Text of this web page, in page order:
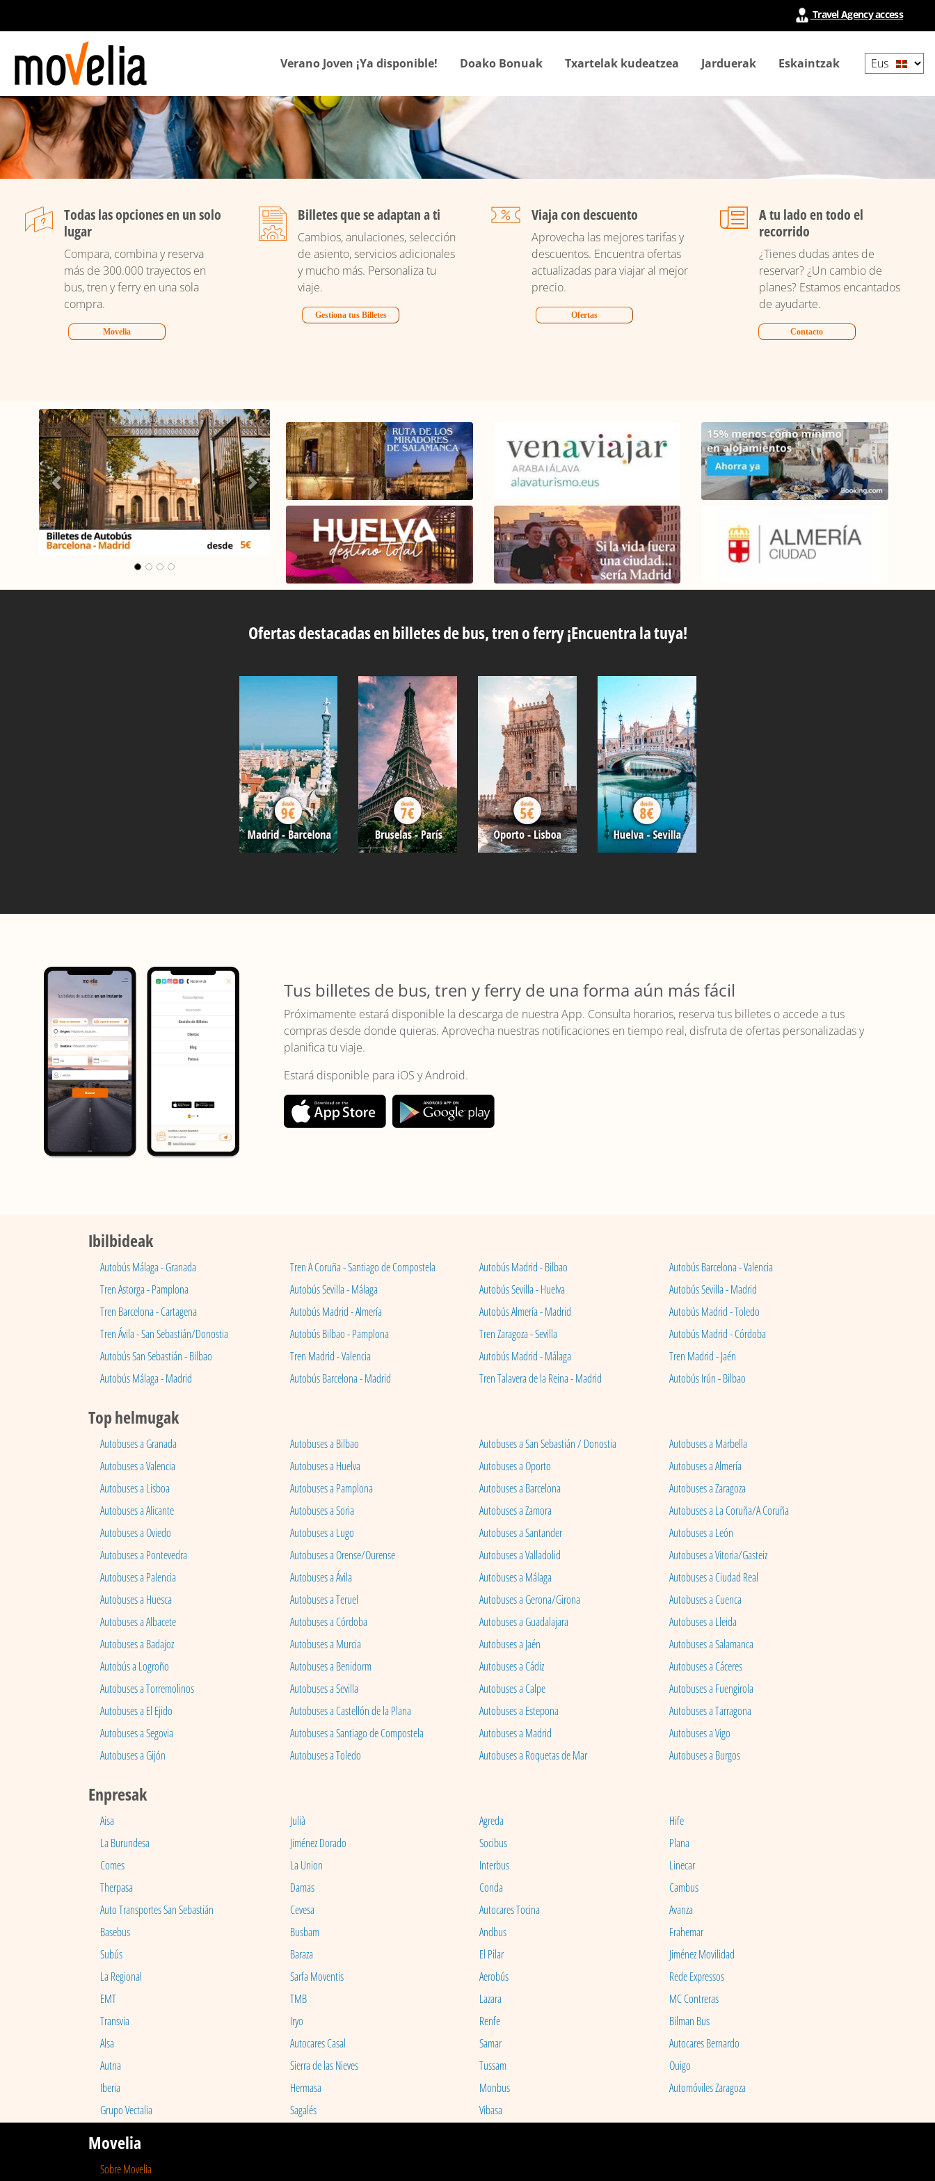
content
Travel Agency access
Navegación
principal
Verano Joven ¡Ya disponible! Doako Bonuak Txartelak kudeatzea Jarduerak Eskaintzak
your
Todas las opciones en un solo
lugar
Compara, combina y reserva
más de 300.000 trayectos en
bus, tren y ferry en una sola
compra.
Movelia
Billetes que se adaptan a ti
Cambios, anulaciones, selección
de asiento, servicios adicionales
y mucho más. Personaliza tu
viaje.
Gestiona tus Billetes
Viaja con descuento
Aprovecha las mejores tarifas y
descuentos. Encuentra ofertas
actualizadas para viajar al mejor
precio.
Ofertas
A tu lado en todo el
recorrido
¿Tienes dudas antes de
reservar? ¿Un cambio de
planes? Estamos encantados
de ayudarte.
Contacto
Carrusel Barcelona -
Madrid
Carrusel Madrid -
Málaga
Aurrekoa Hurrengoa
Ofertas destacadas en billetes de bus, tren o ferry ¡Encuentra la tuya!
Tus billetes de bus, tren y ferry de una forma aún más fácil
Próximamente estará disponible la descarga de nuestra App. Consulta horarios, reserva tus billetes o accede a tus
compras desde donde quieras. Aprovecha nuestras notificaciones en tiempo real, disfruta de ofertas personalizadas y
planifica tu viaje.
Estará disponible para iOS y Android.
Ibilbideak
Autobús Málaga - Granada Tren A Coruña - Santiago de Compostela Autobús Madrid - Bilbao
Autobús Barcelona - Valencia
Tren Astorga - Pamplona
Autobús Sevilla - Málaga Autobús Sevilla - Huelva
Autobús Sevilla - Madrid
Tren Barcelona - Cartagena
Autobús Madrid - Almería Autobús Almería - Madrid
Autobús Madrid - Toledo
Tren Ávila - San Sebastián/Donostia
Autobús Bilbao - Pamplona Tren Zaragoza - Sevilla
Autobús Madrid - Córdoba
Autobús San Sebastián - Bilbao
Tren Madrid - Valencia Autobús Madrid - Málaga
Tren Madrid - Jaén
Autobús Málaga - Madrid
Autobús Barcelona - Madrid Tren Talavera de la Reina - Madrid Autobús Irún - Bilbao
Top helmugak
Autobuses a Granada Autobuses a Bilbao Autobuses a San Sebastián / Donostia
Autobuses a Marbella
Autobuses a Valencia
Autobuses a Huelva Autobuses a Oporto
Autobuses a Almería
Autobuses a Lisboa
Autobuses a Pamplona Autobuses a Barcelona
Autobuses a Zaragoza
Autobuses a Alicante
Autobuses a Soria Autobuses a Zamora
Autobuses a La Coruña/A Coruña
Autobuses a Oviedo
Autobuses a Lugo Autobuses a Santander
Autobuses a León
Autobuses a Pontevedra
Autobuses a Orense/Ourense Autobuses a Valladolid
Autobuses a Vitoria/Gasteiz
Autobuses a Palencia
Autobuses a Ávila Autobuses a Málaga
Autobuses a Ciudad Real
Autobuses a Huesca
Autobuses a Teruel Autobuses a Gerona/Girona
Autobuses a Cuenca
Autobuses a Albacete
Autobuses a Córdoba Autobuses a Guadalajara
Autobuses a Lleida
Autobuses a Badajoz
Autobuses a Murcia Autobuses a Jaén
Autobuses a Salamanca
Autobús a Logroño
Autobuses a Benidorm Autobuses a Cádiz
Autobuses a Cáceres
Autobuses a Torremolinos
Autobuses a Sevilla Autobuses a Calpe
Autobuses a Fuengirola
Autobuses a El Ejido
Autobuses a Castellón de la Plana Autobuses a Estepona
Autobuses a Tarragona
Autobuses a Segovia
Autobuses a Santiago de Compostela Autobuses a Madrid
Autobuses a Vigo
Autobuses a Gijón
Autobuses a Toledo Autobuses a Roquetas de Mar Autobuses a Burgos
Enpresak
Aisa Julià Agreda
Hife
La Burundesa
Jiménez Dorado Socibus
Plana
Comes
La Union Interbus
Linecar
Therpasa
Damas Conda
Cambus
Auto Transportes San Sebastián
Cevesa Autocares Tocina
Avanza
Basebus
Busbam Andbus
Frahemar
Subús
Baraza El Pilar
Jiménez Movilidad
La Regional
Sarfa Moventis Aerobús
Rede Expressos
EMT
TMB Lazara
MC Contreras
Transvia
Iryo Renfe
Bilman Bus
Alsa
Autocares Casal Samar
Autocares Bernardo
Autna
Sierra de las Nieves Tussam
Ouigo
Iberia
Hermasa Monbus
Automóviles Zaragoza
Grupo Vectalia
Sagalés Vibasa
Movelia
Sobre Movelia